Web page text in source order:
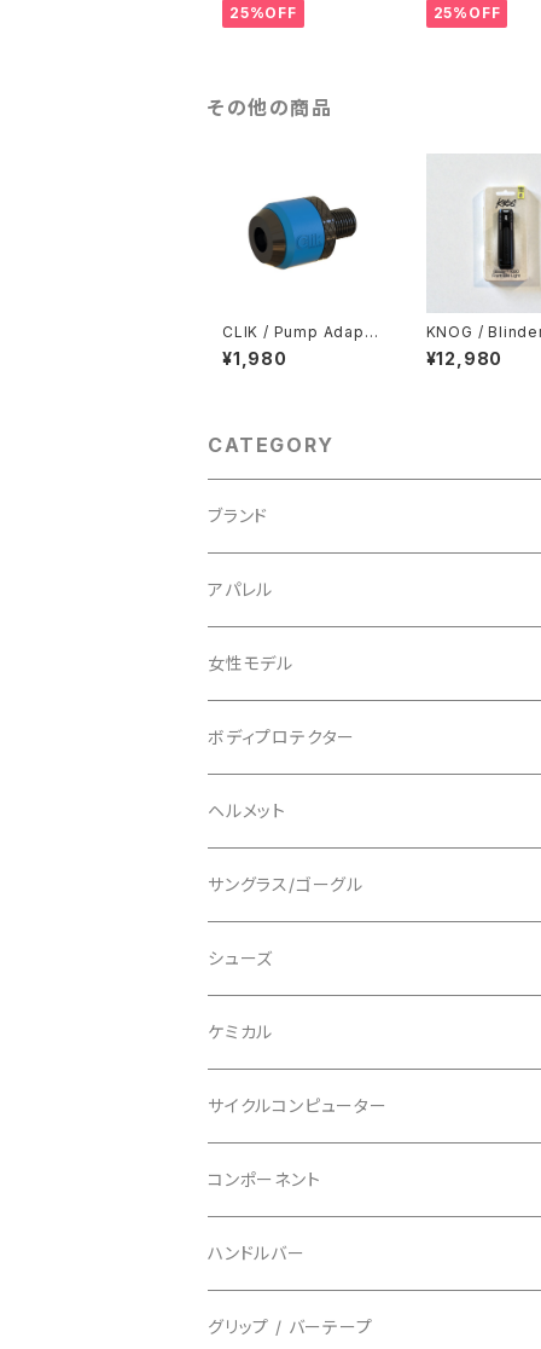
25%OFF 25%OFF
その他の商品
CLIK / Pump Adapte
r
¥1,980
KNOG /
0 Front Light
¥12,980
CATEGORY
ブランド
ABUS/アブス
ADEPT/アデプト
AENOMALY/アエノマリー
ALL MOUNTAIN STYLE
AVID/アヴィド
BAR MITTS/バーミッツ
BAZOOKA/バズーカ
BBB/ビービービー
BELL/ベル
BIKEHAND/バイクハンド
BIO RACER/ビオレーサー
アパレル
Tシャツ
ジャージ
ロングスリーブ
ショートスリーブ
ジャケット
ショーツ
ビブタイプ
パンツ / タイツ
上下セット
グローブ
指切り
フルフィンガー
ソックス
シューズカバー
キャップ
女性モデル
ボディプロテクター
エルボー/肘
ニー/膝
その他
ヘルメット
ロード
マウンテンバイク
フルフェイス
キッズ
サングラス/ゴーグル
アクセサリー
シューズ
ロード
グラベル
マウンテンバイク
フラットペダル用
ビンディングペダル用
インソール
ケミカル
サイクルコンピューター
ヘッドユニット
センサー
アクセサリー
コンポーネント
カセットスプロケット
シフターマウント
ハンドルバー
ドロップハンドル
グリップ / バーテープ